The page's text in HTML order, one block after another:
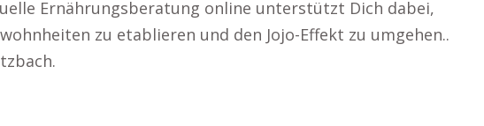
Ernährungsberatung online unterstützt Dich dabei,
zu etablieren und den Jojo-Effekt zu umgehen..